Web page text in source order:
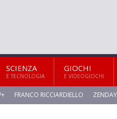
SCIENZA
E TECNOLOGIA
GIOCHI
E VIDEOGIOCHI
FRANCO RICCIARDIELLO